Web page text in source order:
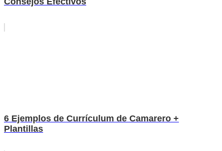
6 Ejemplos de Currículum de Camarero +
Plantillas